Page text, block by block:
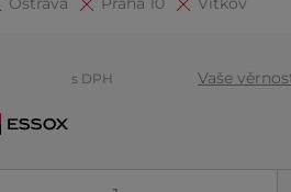
s DPH Vaše